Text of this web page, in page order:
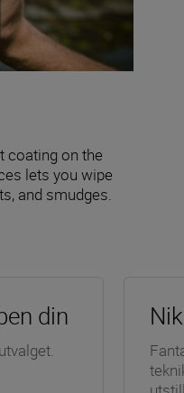
coating on the
lets you wipe
and smudges.
din